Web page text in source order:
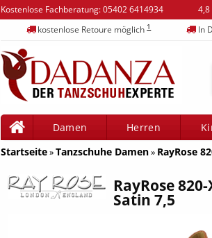
4,8
Kostenlose Fachberatung:05402 6414934
kostenlose Retoure möglich1 In
Damen Herren
Startseite»Tanzschuhe Damen» RayRose
RayRose
Satin 7,5